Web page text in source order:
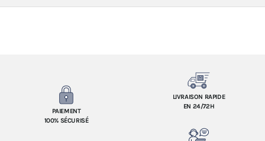
PAIEMENT
100% SÉCURISÉ
LIVRAISON RAPIDE
EN 24/72H